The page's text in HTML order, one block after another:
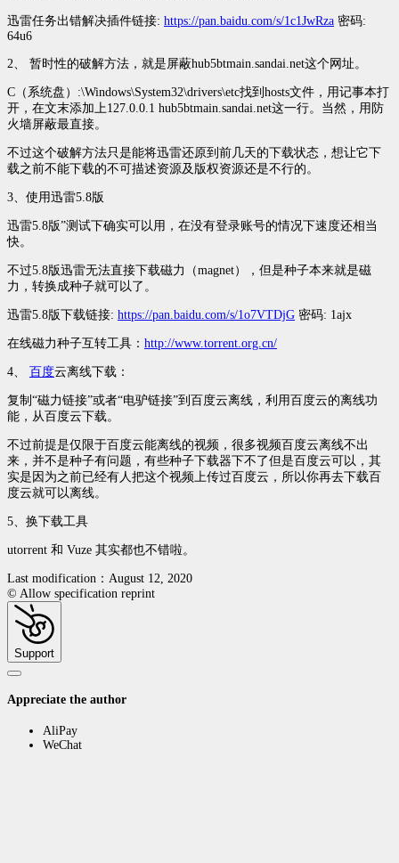
迅雷任务出错解决插件链接: https://pan.baidu.com/s/1c1JwRza 密码:
64u6
2、 暂时性的破解方法，就是屏蔽hub5btmain.sandai.net这个网址。
C（系统盘）:\Windows\System32\drivers\etc找到hosts文件，用记事本打
开，在文末添加上127.0.0.1 hub5btmain.sandai.net这一行。当然，用防
火墙屏蔽最直接。
不过这个破解方法只是能将迅雷还原到前几天的下载状态，想让它下
载之前不能下载的不可描述资源及版权资源还是不行的。
3、使用迅雷5.8版
迅雷5.8版”测试下确实可以用，在没有登录账号的情况下速度还相当
快。
不过5.8版迅雷无法直接下载磁力（magnet），但是种子本来就是磁
力，转换成种子就可以了。
迅雷5.8版下载链接: https://pan.baidu.com/s/1o7VTDjG 密码: 1ajx
在线磁力种子互转工具： http://www.torrent.org.cn/
4、 百度云离线下载：
复制“磁力链接”或者“电驴链接”到百度云离线，利用百度云的离线功
能，从百度云下载。
不过前提是仅限于百度云能离线的视频，很多视频百度云离线不出
来，并不是种子有问题，有些种子下载器下不了但是百度云可以，其
实是因为之前已经有人把这个视频上传过百度云，所以你再去下载百
度云就可以离线。
5、换下载工具
utorrent 和 Vuze 其实都也不错啦。
Last modification：August 12, 2020
© Allow specification reprint
Support
Appreciate the author
AliPay
WeChat